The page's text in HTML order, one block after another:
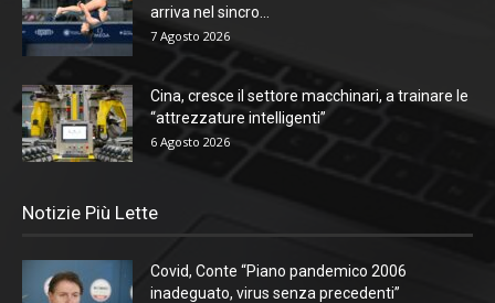
arriva nel sincro...
7 Agosto 2026
Cina, cresce il settore macchinari, a trainare le
“attrezzature intelligenti”
6 Agosto 2026
Notizie Più Lette
Covid, Conte “Piano pandemico 2006
inadeguato, virus senza precedenti”